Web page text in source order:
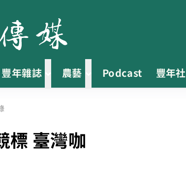
豐年雜誌 農藝 Podcast 豐年社
臺灣咖